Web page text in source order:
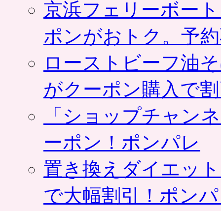
京浜フェリーボー
ポンがおトク。予
ローストビーフ油
がクーポン購入で
「ショップチャン
ーポン！ポンパレ
置き換えダイエッ
で大幅割引！ポン